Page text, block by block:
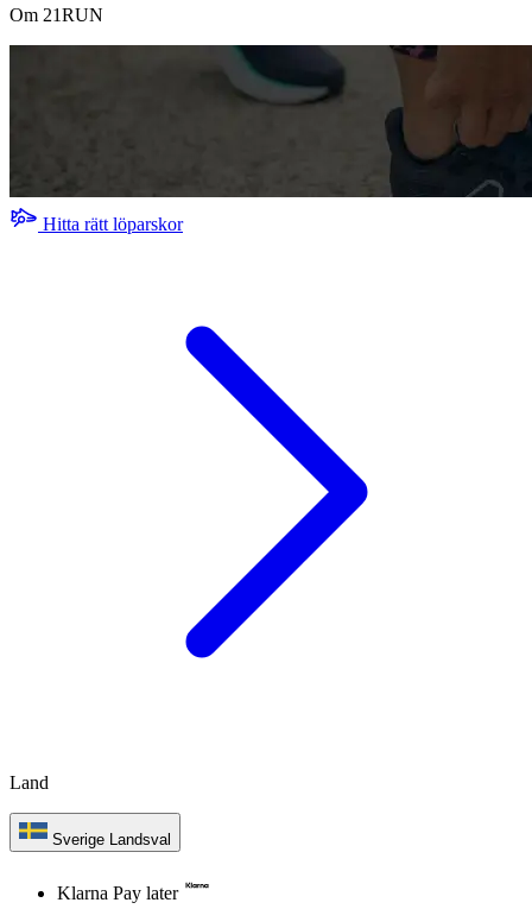
Om 21RUN
Hitta rätt löparskor
Land
Sverige Landsval
Klarna Pay later